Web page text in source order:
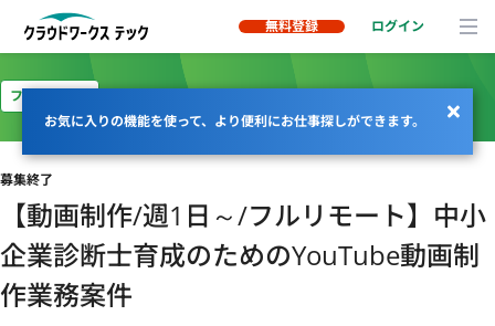
無料登録 ログイン
お気に入りの機能を使って、より便利にお仕事探しができます。
フルリモート
募集終了
【動画制作/週1日～/フルリモート】中小
企業診断士育成のためのYouTube動画制
作業務案件